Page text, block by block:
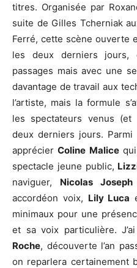
titres. Organisée par
suite de Gilles Tcherniak
Ferré, cette scène ouverte
les deux derniers jours,
passages mais avec une
davantage de travail aux
l’artiste, mais la formule
les spectateurs venus
deux derniers jours.
apprécierColine Malicequi
spectacle jeune public,
naviguer, Nicolas Joseph
accordéon voix, Lily Luca
minimaux pour une
et sa voix particulière.
Roche, découverte l’an
on reparlera certainement